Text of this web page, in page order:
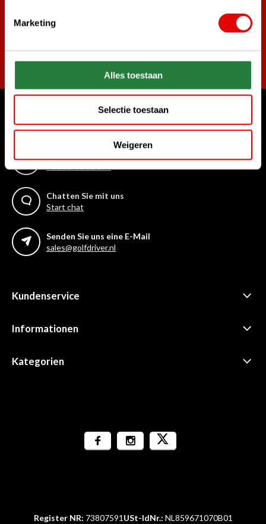
Marketing
Alles toestaan
Selectie toestaan
Weigeren
Womit können wir Ihnen helfen?
Kundenservice:
Chatten Sie mit uns
Start chat
Senden Sie uns eine E-Mail
sales@golfdriver.nl
Kundenservice
Informationen
Kategorien
Register NR: 73807591 USt-IdNr.: NL859671070B01